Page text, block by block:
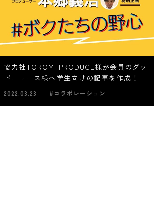
協力社TOROMI PRODUCE様が会員のグッ
ドニュース様へ学生向けの記事を作成！
2022.03.23 #コラボレーション